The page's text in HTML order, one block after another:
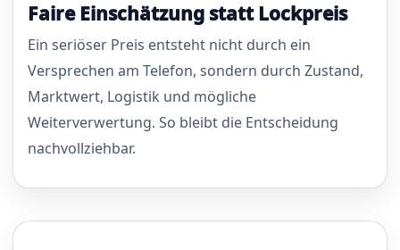
Faire Einschätzung statt Lockpreis
Ein seriöser Preis entsteht nicht durch ein
Versprechen am Telefon, sondern durch Zustand,
Marktwert, Logistik und mögliche
Weiterverwertung. So bleibt die Entscheidung
nachvollziehbar.